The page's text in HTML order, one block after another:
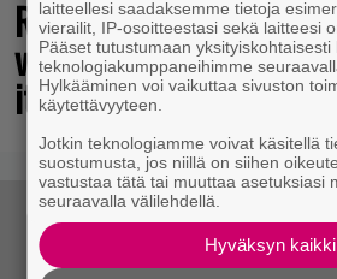
Rakastettu julkaisija
vuotta, valtavat alet
itsellesi klassikoita
laitteellesi saadaksemme tietoja
vierailit, IP-osoitteestasi sekä laitteesi
Pääset tutustumaan
teknologiakumppaneihimme
Hylkääminen voi vaikuttaa sivuston
käytettävyyteen.
Jotkin teknologiamme voivat käsitellä
suostumusta, jos niillä on siihen
vastustaa tätä tai muuttaa asetuksiasi
seuraavalla välilehdellä.
Hyväksyn kaikki